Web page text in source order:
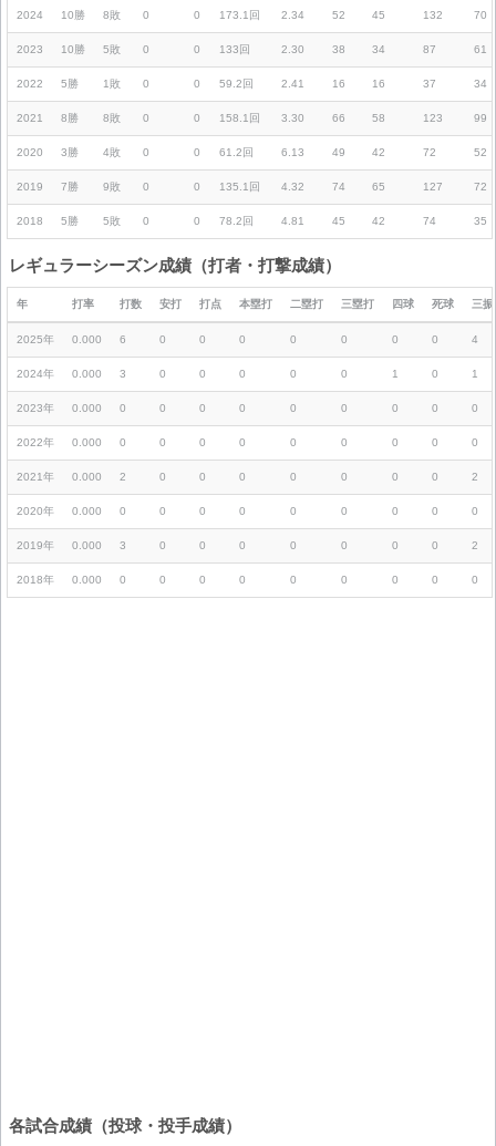
2024 10勝 8敗 0 0 173.1回 2.34 52 45 132 70
2023 10勝 5敗 0 0 133回 2.30 38 34 87 61
2022 5勝 1敗 0 0 59.2回 2.41 16 16 37 34
2021 8勝 8敗 0 0 158.1回 3.30 66 58 123 99
2020 3勝 4敗 0 0 61.2回 6.13 49 42 72 52
2019 7勝 9敗 0 0 135.1回 4.32 74 65 127 72
2018 5勝 5敗 0 0 78.2回 4.81 45 42 74 35
レギュラーシーズン成績（打者・打撃成績）
年 打率 打数 安打 打点 本塁打 二塁打 三塁打 四球 死球 三振
2025年 0.000 6 0 0 0 0 0 0 0 4
2024年 0.000 3 0 0 0 0 0 1 0 1
2023年 0.000 0 0 0 0 0 0 0 0 0
2022年 0.000 0 0 0 0 0 0 0 0 0
2021年 0.000 2 0 0 0 0 0 0 0 2
2020年 0.000 0 0 0 0 0 0 0 0 0
2019年 0.000 3 0 0 0 0 0 0 0 2
2018年 0.000 0 0 0 0 0 0 0 0 0
各試合成績（投球・投手成績）